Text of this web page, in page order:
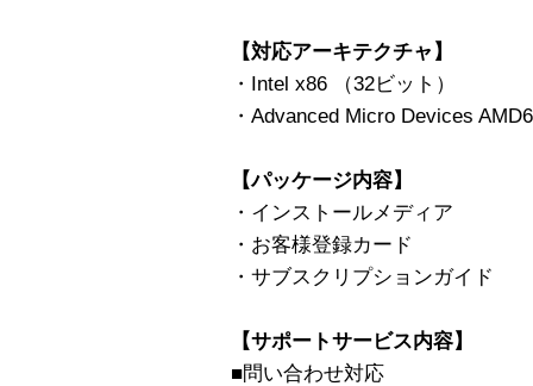
【対応アーキテクチャ】
・Intel x86 （32ビット）
・Advanced Micro Devices
【パッケージ内容】
・インストールメディア
・お客様登録カード
・サブスクリプションガイド
【サポートサービス内容】
■問い合わせ対応